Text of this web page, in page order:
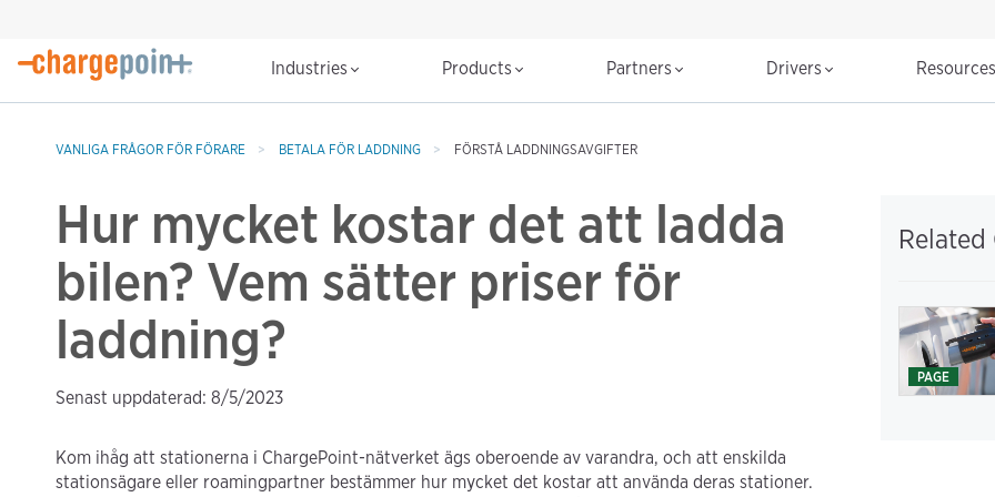
Industries Products Partners Drivers
VANLIGA FRÅGOR FÖR FÖRARE BETALA FÖR LADDNING FÖRSTÅ LADDNINGSAVGIFTER
Hur mycket kostar det att ladda
bilen? Vem sätter priser för
laddning?
Senast uppdaterad: 8/5/2023
Kom ihåg att stationerna i ChargePoint-nätverket ägs oberoende av varandra, och att enskilda
stationsägare eller roamingpartner bestämmer hur mycket det kostar att använda deras stationer.
PAGE